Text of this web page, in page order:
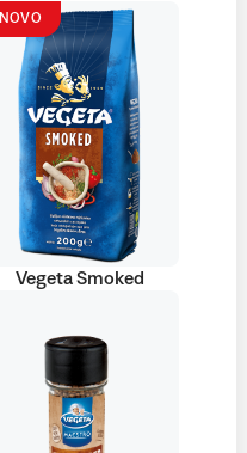
NOVO
Vegeta Smoked